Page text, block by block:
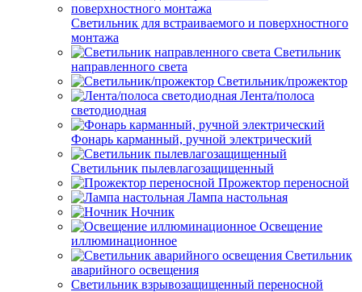
Светильник для встраиваемого и поверхностного
монтажа
Светильник
направленного света
Светильник/прожектор
Лента/полоса
светодиодная
Фонарь карманный, ручной электрический
Светильник пылевлагозащищенный
Прожектор переносной
Лампа настольная
Ночник
Освещение
иллюминационное
Светильник
аварийного освещения
Светильник взрывозащищенный переносной